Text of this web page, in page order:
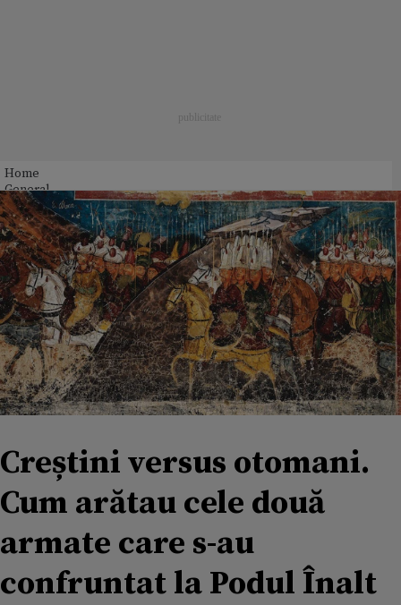
Home
General
Creștini versus otomani.
Cum arătau cele două
armate care s-au
confruntat la Podul Înalt